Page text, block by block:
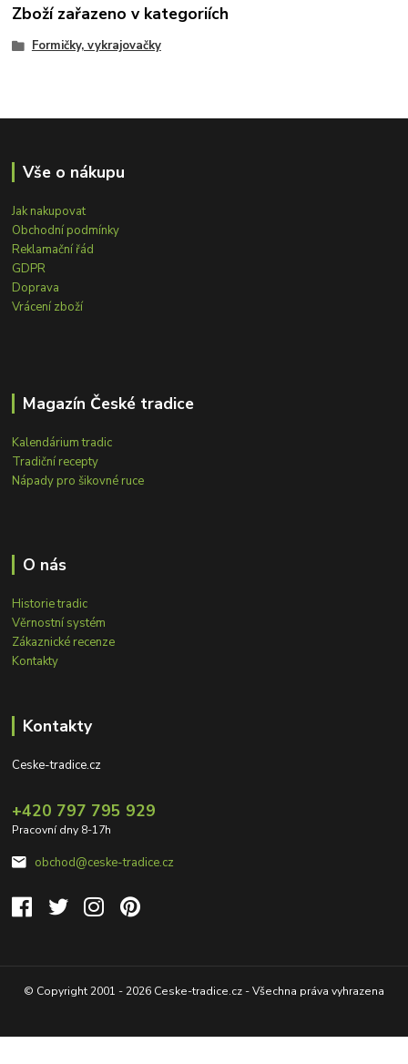
Zboží zařazeno v kategoriích
Formičky, vykrajovačky
Vše o nákupu
Jak nakupovat
Obchodní podmínky
Reklamační řád
GDPR
Doprava
Vrácení zboží
Magazín České tradice
Kalendárium tradic
Tradiční recepty
Nápady pro šikovné ruce
O nás
Historie tradic
Věrnostní systém
Zákaznické recenze
Kontakty
Kontakty
Ceske-tradice.cz
+420 797 795 929
Pracovní dny 8-17h
obchod@ceske-tradice.cz
© Copyright 2001 - 2026 Ceske-tradice.cz - Všechna práva vyhrazena